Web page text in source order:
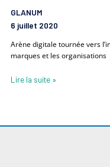
GLANUM
6 juillet 2020
Arène digitale tournée vers
marques et les organisations
Lire la suite »